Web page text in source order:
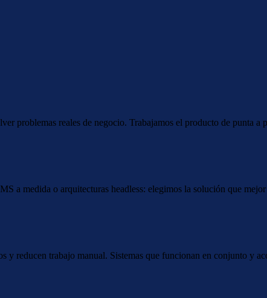
problemas reales de negocio. Trabajamos el producto de punta
a medida o arquitecturas headless: elegimos la solución que
y reducen trabajo manual. Sistemas que funcionan en conjunto y